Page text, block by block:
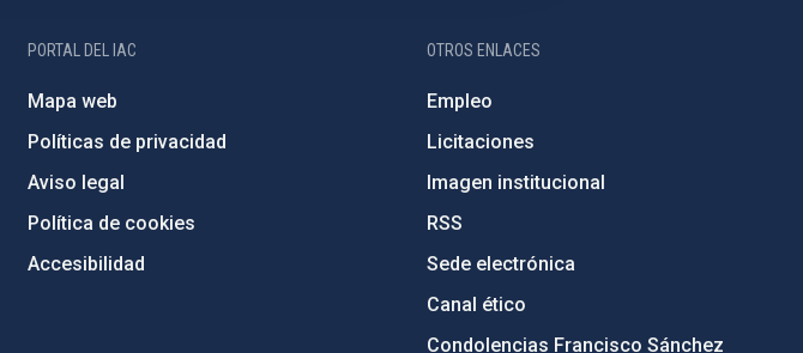
PORTAL DEL IAC
Mapa web
Políticas de privacidad
Aviso legal
Política de cookies
Accesibilidad
OTROS ENLACES
Empleo
Licitaciones
Imagen institucional
RSS
Sede electrónica
Canal ético
Condolencias Francisco Sánchez